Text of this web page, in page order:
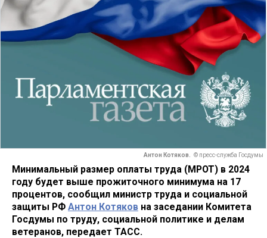
Антон Котяков. © пресс-служба Госдумы
Минимальный размер оплаты труда (МРОТ) в 2024
году будет выше прожиточного минимума на 17
процентов, сообщил министр труда и социальной
защиты РФ Антон Котяков на заседании Комитета
Госдумы по труду, социальной политике и делам
ветеранов, передает ТАСС.